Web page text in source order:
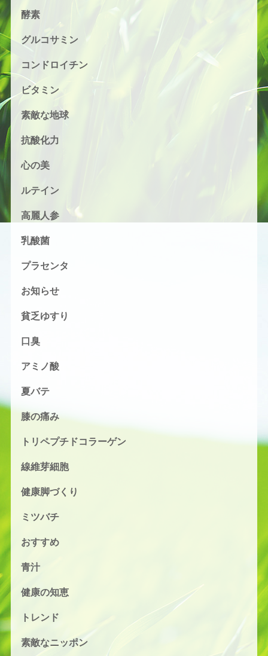
酵素
グルコサミン
コンドロイチン
ビタミン
素敵な地球
抗酸化力
心の美
ルテイン
高麗人参
乳酸菌
プラセンタ
お知らせ
貧乏ゆすり
口臭
アミノ酸
夏バテ
膝の痛み
トリペプチドコラーゲン
線維芽細胞
健康脚づくり
ミツバチ
おすすめ
青汁
健康の知恵
トレンド
素敵なニッポン